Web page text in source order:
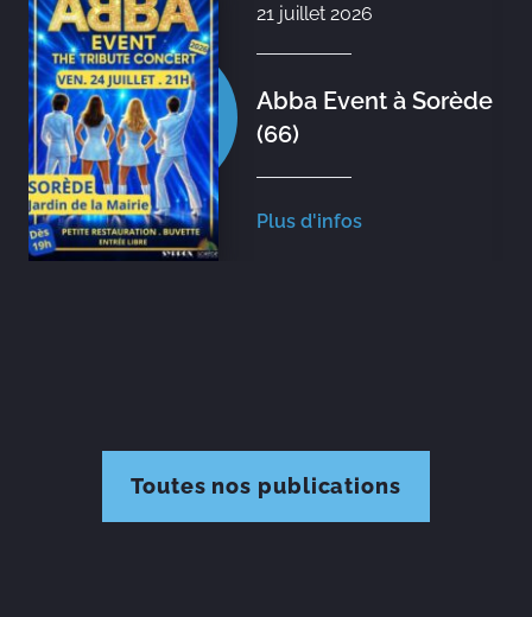
21 juillet 2026
Abba Event à Sorède
(66)
Plus d'infos
Toutes nos publications